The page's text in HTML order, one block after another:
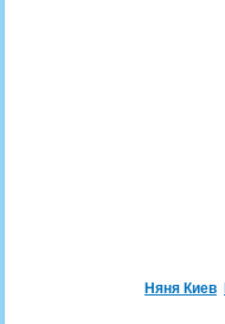
Няня Киев